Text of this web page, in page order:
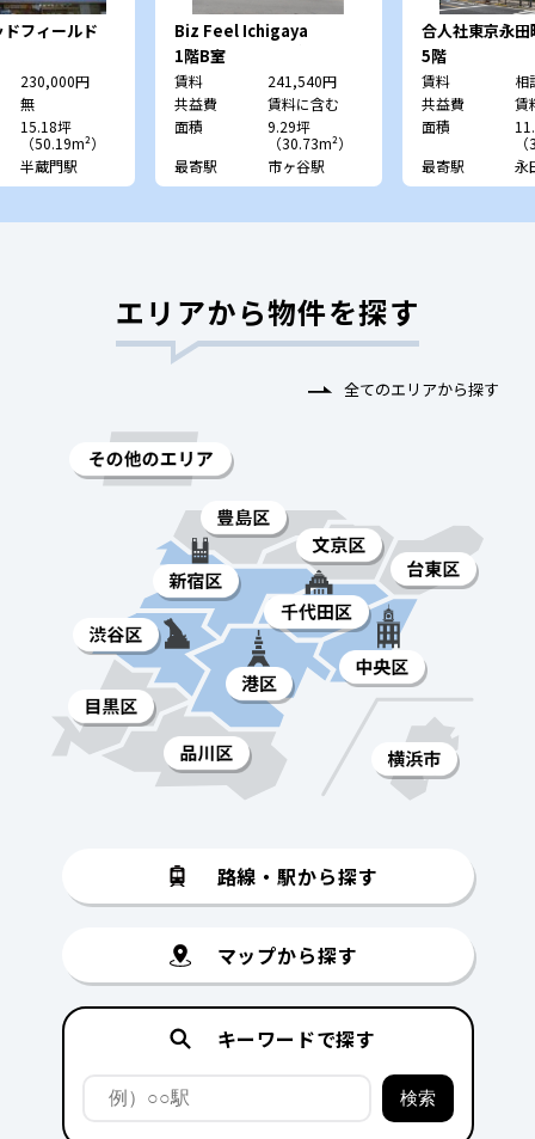
フィールド
230,000円
無
15.18坪
（50.19m²）
半蔵門駅
Biz Feel Ichigaya
（旧：ツボヤビル）
1階B室
賃料
241,540円
共益費
賃料に含む
面積
9.29坪
（30.73m²）
最寄駅
市ヶ谷駅
合人社東京永田
5階
賃料
相
共益費
賃
面積
最寄駅
永
エリアから物件を探す
全てのエリアから探す
路線・駅から探す
マップから探す
キーワードで探す